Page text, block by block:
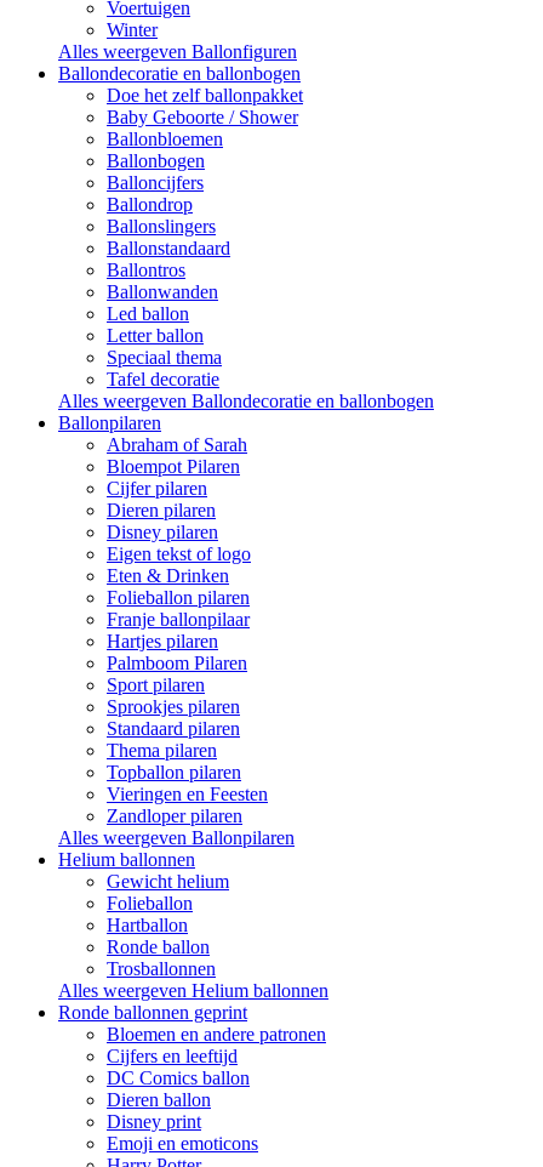
Voertuigen
Winter
Alles weergeven Ballonfiguren
Ballondecoratie en ballonbogen
Doe het zelf ballonpakket
Baby Geboorte / Shower
Ballonbloemen
Ballonbogen
Balloncijfers
Ballondrop
Ballonslingers
Ballonstandaard
Ballontros
Ballonwanden
Led ballon
Letter ballon
Speciaal thema
Tafel decoratie
Alles weergeven Ballondecoratie en ballonbogen
Ballonpilaren
Abraham of Sarah
Bloempot Pilaren
Cijfer pilaren
Dieren pilaren
Disney pilaren
Eigen tekst of logo
Eten & Drinken
Folieballon pilaren
Franje ballonpilaar
Hartjes pilaren
Palmboom Pilaren
Sport pilaren
Sprookjes pilaren
Standaard pilaren
Thema pilaren
Topballon pilaren
Vieringen en Feesten
Zandloper pilaren
Alles weergeven Ballonpilaren
Helium ballonnen
Gewicht helium
Folieballon
Hartballon
Ronde ballon
Trosballonnen
Alles weergeven Helium ballonnen
Ronde ballonnen geprint
Bloemen en andere patronen
Cijfers en leeftijd
DC Comics ballon
Dieren ballon
Disney print
Emoji en emoticons